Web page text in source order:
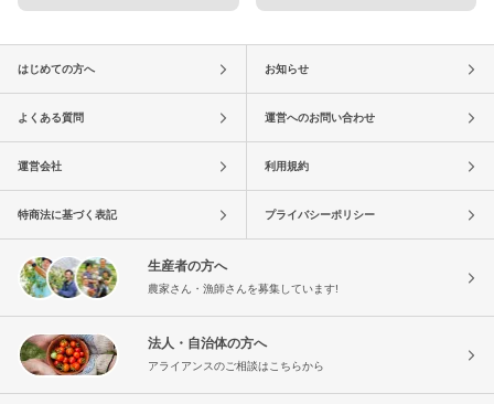
はじめての方へ お知らせ
よくある質問 運営へのお問い合わせ
運営会社 利用規約
特商法に基づく表記 プライバシーポリシー
生産者の方へ
農家さん・漁師さんを募集しています!
法人・自治体の方へ
アライアンスのご相談はこちらから